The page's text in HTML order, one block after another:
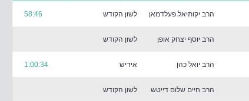
הרב יקותיאל פעלדמאן לשון הקודש 58:46
הרב יוסף יצחק אופן לשון הקודש
הרב יואל כהן אידיש 1:00:34
הרב חיים שלום דייטש לשון הקודש